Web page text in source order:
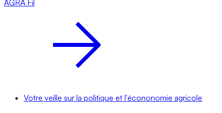
AGRA Fil
Votre veille sur la politique et l'écononomie agricole